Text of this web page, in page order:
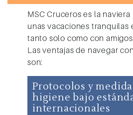
MSC Cruceros es la naviera
unas vacaciones tranquilas
tanto solo como con
Las ventajas de navegar con
son:
Protocolos y
higiene bajo
internacionales